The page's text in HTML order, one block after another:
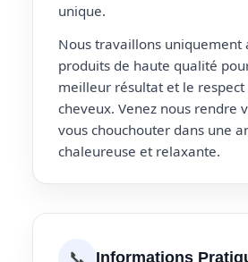
unique.
Nous travaillons uniquement
produits de haute qualité
meilleur résultat et le respect
cheveux. Venez nous rendre
vous chouchouter dans une
chaleureuse et relaxante.
📞 Informations